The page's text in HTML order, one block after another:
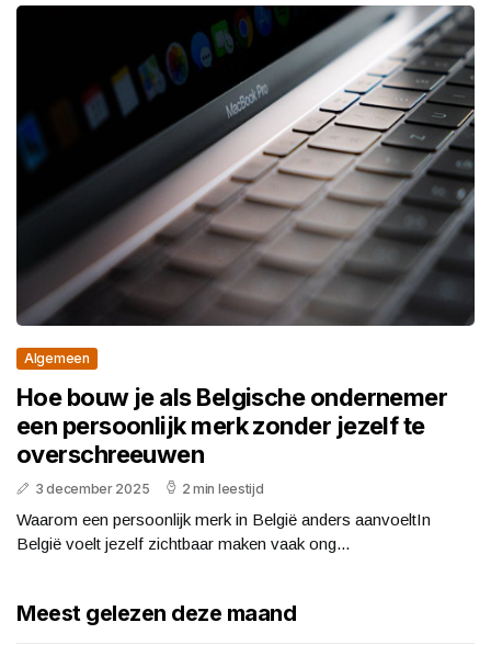
Algemeen
Hoe bouw je als Belgische ondernemer
een persoonlijk merk zonder jezelf te
overschreeuwen
3 december 2025 2 min leestijd
Waarom een persoonlijk merk in België anders aanvoeltIn
België voelt jezelf zichtbaar maken vaak ong...
Meest gelezen deze maand